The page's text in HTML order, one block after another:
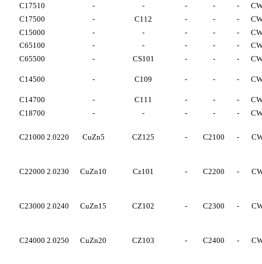
C17510
- - - - -
C17500
- C112 - - -
C15000
- - - - -
C65100
- - - - -
C65500
- CS101 - - -
C14500 - C109 - - -
C14700 - C111 - - -
C18700
- - - - -
C21000 2.0220 CuZn5 CZ125 - C2100 -
C22000 2.0230 CuZn10 Cz101 - C2200 -
C23000 2.0240 CuZn15 CZ102 - C2300 -
C24000 2.0250 CuZn20 CZ103 - C2400 -